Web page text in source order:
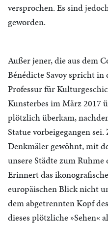
versprochen. Es sind
geworden.
Außer jener, die aus dem
Bénédicte Savoy spricht
Professur für
Kunsterbes im März 2017
plötzlich überkam,
Statue vorbeigegangen
Denkmäler gewöhnt, mit
unsere Städte zum
Erinnert das
europäischen Blick nicht
dem abgetrennten Kopf
dieses plötzliche »Sehen«